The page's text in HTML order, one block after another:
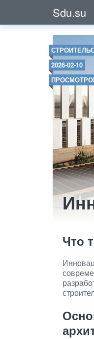
Sdu.su
2026-02-10
Что